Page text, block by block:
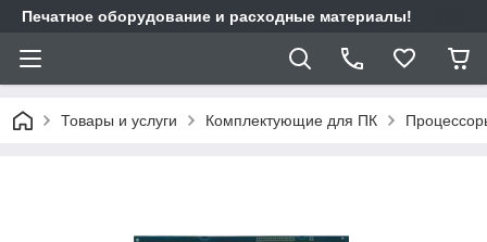
Печатное оборудование и расходные материалы!
Товары и услуги Комплектующие для ПК